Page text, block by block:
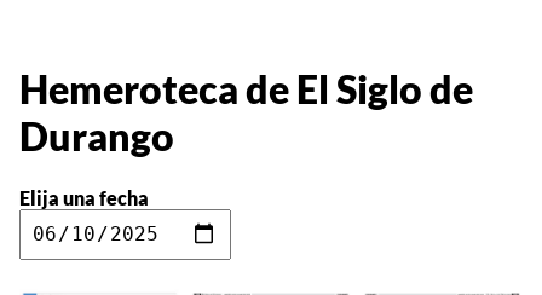
Hemeroteca de El Siglo de
Durango
Elija una fecha